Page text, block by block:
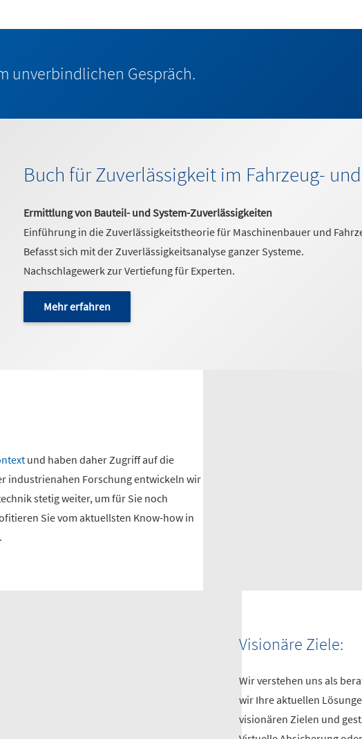
unverbindlichen Gespräch.
Buch für Zuverlässigkeit im Fahrzeug-
Ermittlung von Bauteil- und System-Zuverlässigkeiten
Einführung in die Zuverlässigkeitstheorie für Maschinenbauer und
Befasst sich mit der Zuverlässigkeitsanalyse ganzer Systeme.
Nachschlagewerk zur Vertiefung für Experten.
Mehr erfahren
und haben daher Zugriff auf die
industrienahen Forschung entwickeln wir
stetig weiter, um für Sie noch
Sie vom aktuellsten Know-how in
Visionäre Ziele:
Wir verstehen uns als
wir Ihre aktuellen
visionären Zielen und